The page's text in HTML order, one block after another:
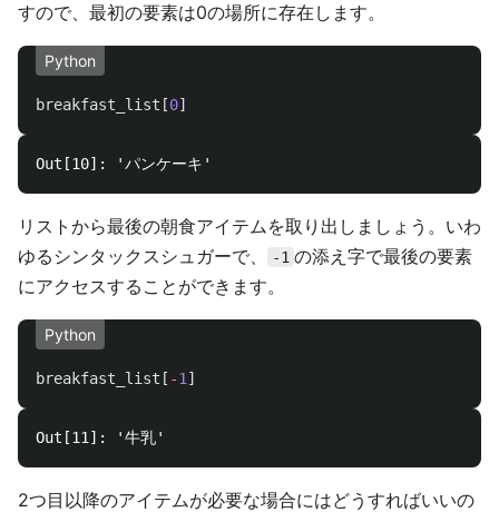
すので、最初の要素は0の場所に存在します。
Python
breakfast_list [0]
リストから最後の朝食アイテムを取り出しましょう。いわ
ゆるシンタックスシュガーで、
-1 の添え字で最後の要素
にアクセスすることができます。
Python
breakfast_list [ -1 ]
2つ目以降のアイテムが必要な場合にはどうすればいいの